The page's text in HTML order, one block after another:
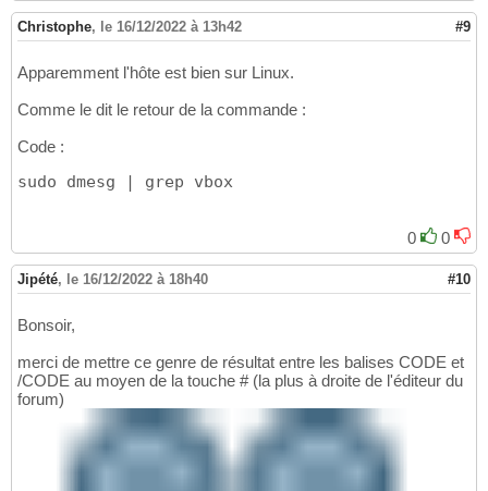
Christophe, le 16/12/2022 à 13h42 #9
Apparemment l'hôte est bien sur Linux.
Comme le dit le retour de la commande :
Code :
sudo dmesg | grep vbox
0 0
Jipété, le 16/12/2022 à 18h40 #10
Bonsoir,
merci de mettre ce genre de résultat entre les balises CODE et
/CODE au moyen de la touche # (la plus à droite de l'éditeur du
forum)